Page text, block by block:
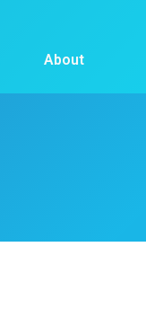
About